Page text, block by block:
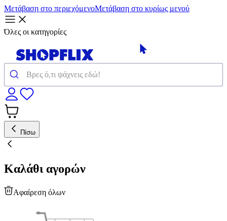
Μετάβαση στο περιεχόμενοΜετάβαση στο κυρίως μενού
Όλες οι κατηγορίες
Πίσω
Καλάθι αγορών
Αφαίρεση όλων